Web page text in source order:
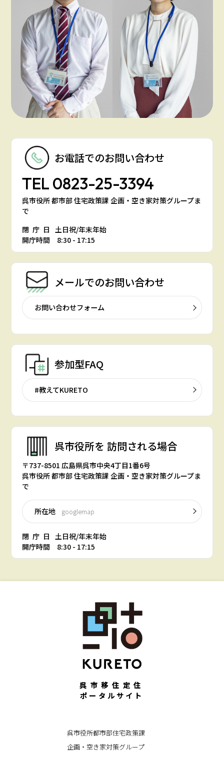
お電話でのお問い合わせ
TEL 0823-25-3394
呉市役所 都市部 住宅政策課 企画・空き家対策グループま
で
閉庁日 土日祝/年末年始
開庁時間 8:30 - 17:15
メールでのお問い合わせ
お問い合わせフォーム
参加型FAQ
#教えてKURETO
呉市役所を 訪問される場合
〒737-8501 広島県呉市中央4丁目1番6号
呉市役所 都市部 住宅政策課 企画・空き家対策グループま
で
所在地 googlemap
閉庁日
土日祝/年末年始
開庁時間 8:30 - 17:15
呉市移住定住
ポータルサイト
呉市役所都市部住宅政策課
企画・空き家対策グループ